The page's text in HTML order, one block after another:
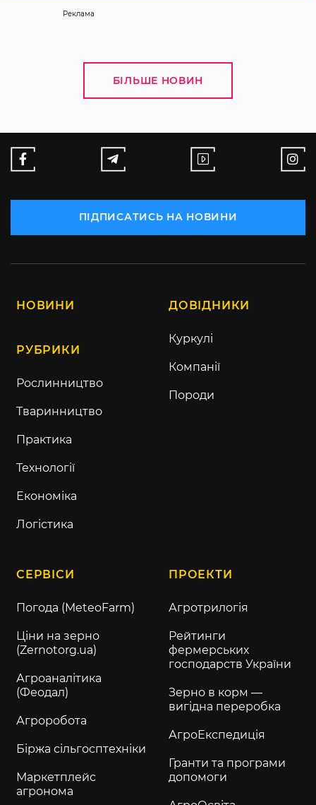
Реклама
БІЛЬШЕ НОВИН
ПІДПИСАТИСЬ НА НОВИНИ
НОВИНИ
РУБРИКИ
Рослинництво
Тваринництво
Практика
Технології
Економіка
Логістика
ДОВІДНИКИ
Куркулі
Компанії
Породи
СЕРВІСИ
Погода (MeteoFarm)
Ціни на зерно
(Zernotorg.ua)
Агроаналітика
(Феодал)
Агроробота
Біржа сільгосптехніки
Маркетплейс
агронома
ПРОЕКТИ
Агротрилогія
Рейтинги
фермерських
господарств України
Зерно в корм —
вигідна переробка
АгроЕкспедиція
Гранти та програми
допомоги